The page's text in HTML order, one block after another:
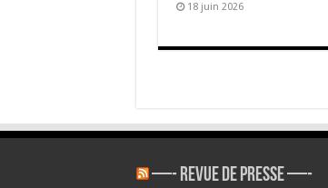
18 juin 2026
—- REVUE DE PRESSE —-